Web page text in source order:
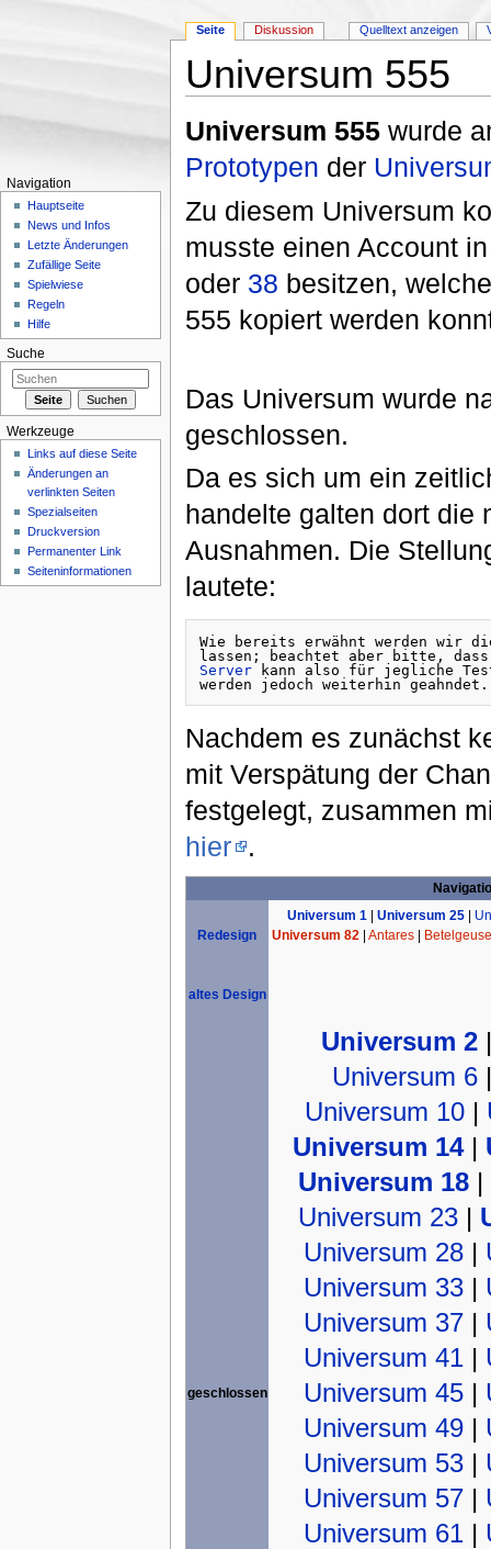
Universum 555
Universum 555wurde
Prototypen der
Zu diesem Universum
musste einen Account
oder 38 besitzen,
555 kopiert werden
Das Universum wurde
geschlossen.
Da es sich um ein
handelte galten dort die
Ausnahmen. Die
lautete:
Wie bereits erwähnt werden wir
lassen; beachtet aber bitte,
Server kann also für jegliche
Nachdem es zunächst
mit Verspätung der
festgelegt, zusammen
hier
.
Redesign
Universum 1 |Universum 25 |
Universum 82 |Antares |
altes Design
geschlossen
Universum 2
Universum 6
Universum 10|
Universum 14|
Universum 18|
Universum 23|
Universum 28|
Universum 33|
Universum 37|
Universum 41|
Universum 45|
Universum 49|
Universum 53|
Universum 57|
Universum 61|
Seite Diskussion Quelltext anzeigen
Navigation
Hauptseite
News und Infos
Letzte Änderungen
Zufällige Seite
Spielwiese
Regeln
Hilfe
Suche
Werkzeuge
Links auf diese Seite
Änderungen an
verlinkten Seiten
Spezialseiten
Druckversion
Permanenter Link
Seiteninformationen